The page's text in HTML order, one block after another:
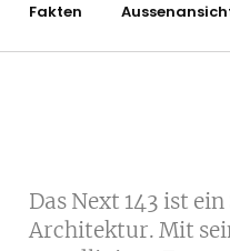
Fakten
Das Next 143 ist
Architektur. Mit